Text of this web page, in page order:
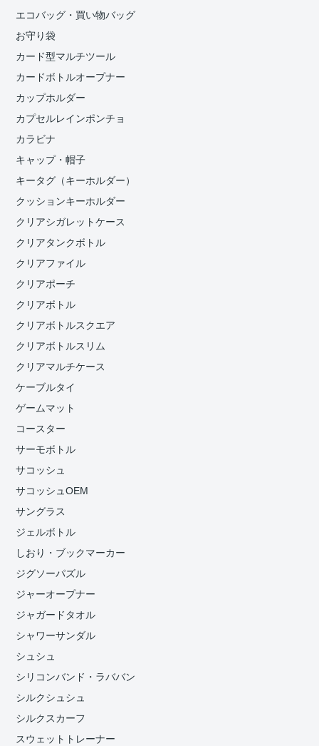
エコバッグ・買い物バッグ
お守り袋
カード型マルチツール
カードボトルオープナー
カップホルダー
カプセルレインポンチョ
カラビナ
キャップ・帽子
キータグ（キーホルダー）
クッションキーホルダー
クリアシガレットケース
クリアタンクボトル
クリアファイル
クリアポーチ
クリアボトル
クリアボトルスクエア
クリアボトルスリム
クリアマルチケース
ケーブルタイ
ゲームマット
コースター
サーモボトル
サコッシュ
サコッシュOEM
サングラス
ジェルボトル
しおり・ブックマーカー
ジグソーパズル
ジャーオープナー
ジャガードタオル
シャワーサンダル
シュシュ
シリコンバンド・ラババン
シルクシュシュ
シルクスカーフ
スウェットトレーナー